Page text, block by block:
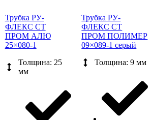
Трубка РУ-
ФЛЕКС СТ
ПРОМ АЛЮ
25×080-1
Толщина: 25
мм
Трубка РУ-
ФЛЕКС СТ
ПРОМ ПОЛИМЕР
09×089-1 серый
Толщина: 9 мм